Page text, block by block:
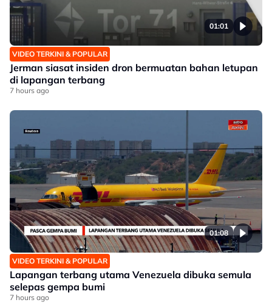
01:01
VIDEO TERKINI & POPULAR
Jerman siasat insiden dron bermuatan bahan letupan
di lapangan terbang
7 hours ago
01:08
VIDEO TERKINI & POPULAR
Lapangan terbang utama Venezuela dibuka semula
selepas gempa bumi
7 hours ago